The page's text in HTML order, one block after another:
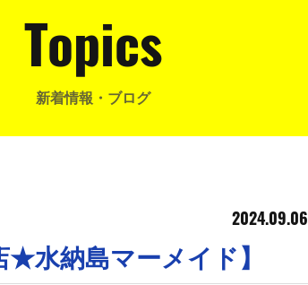
Topics
新着情報・ブログ
2024.09.06
水納島マーメイド】